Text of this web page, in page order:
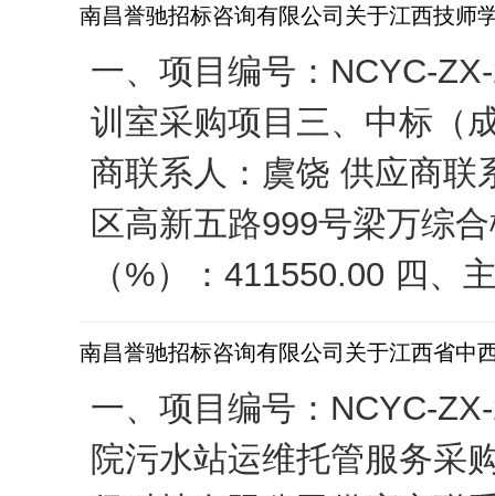
南昌誉驰招标咨询有限公司关于江西技师
一、项目编号：NCYC-
训室采购项目三、中标（
商联系人：虞饶 供应商联
区高新五路999号梁万综
（%）：411550.00 四、
南昌誉驰招标咨询有限公司关于江西省中
一、项目编号：NCYC-
院污水站运维托管服务采